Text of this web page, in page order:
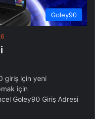
Goley90
giriş için yeni
için
Goley90 Giriş Adresi